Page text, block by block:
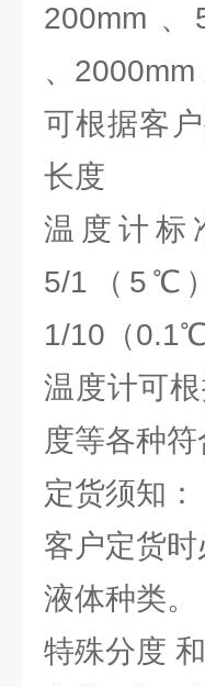
200mm 、
、
可根据客
长度
温度计
5/1（5℃
1/10（0.1℃
温度计可
度等各种
定货须知：
客户定货
液体种类。
特殊分度